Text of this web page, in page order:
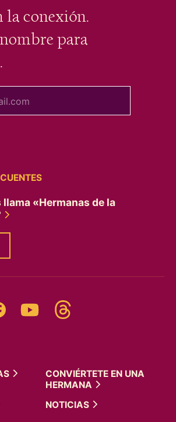
la conexión.
para
llama «Hermanas de la
FacebookYouTube
CONVIÉRTETE EN UNA
HERMANA
NOTICIAS